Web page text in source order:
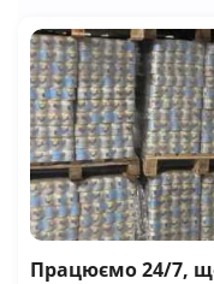
Працюємо 24/7,